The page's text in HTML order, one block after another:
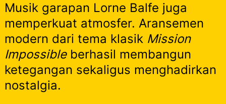
Musik garapan Lorne Balfe juga
memperkuat atmosfer. Aransemen
modern dari tema klasik Mission
Impossibleberhasil membangun
ketegangan sekaligus menghadirkan
nostalgia.